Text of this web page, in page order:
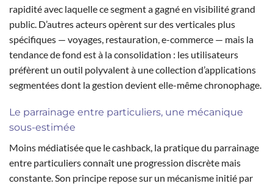
rapidité avec laquelle ce segment a gagné en visibilité grand
public. D’autres acteurs opèrent sur des verticales plus
spécifiques — voyages, restauration, e-commerce — mais la
tendance de fond est à la consolidation : les utilisateurs
préfèrent un outil polyvalent à une collection d’applications
segmentées dont la gestion devient elle-même chronophage.
Le parrainage entre particuliers, une mécanique
sous-estimée
Moins médiatisée que le cashback, la pratique du parrainage
entre particuliers connaît une progression discrète mais
constante. Son principe repose sur un mécanisme initié par